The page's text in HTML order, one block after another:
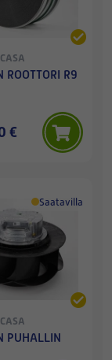
ROOTTORI R9
€
Saatavilla
PUHALLIN